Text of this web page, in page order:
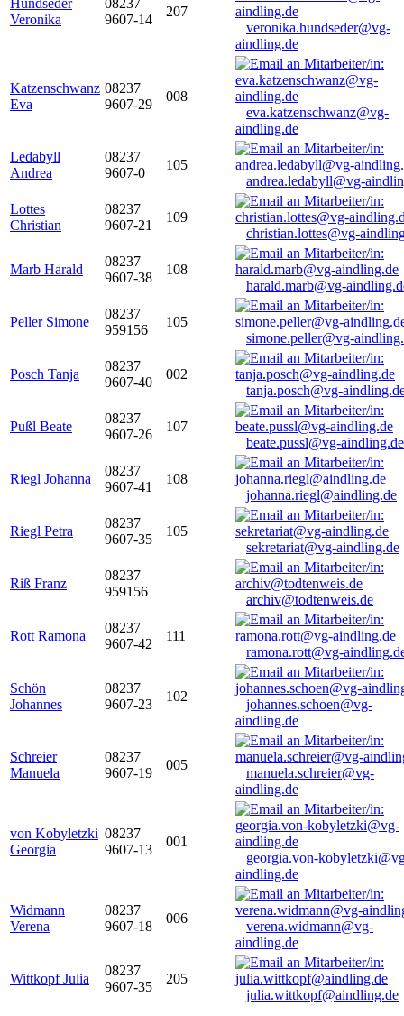
Hundseder
Veronika
08237
9607-14
207
veronika.hundseder@vg-
aindling.de
Katzenschwanz
Eva
08237
9607-29
008
eva.katzenschwanz@vg-
aindling.de
Ledabyll
Andrea
08237
9607-0
105
andrea.ledabyll@vg-
Lottes
Christian
08237
9607-21
109
christian.lottes@vg-
Marb Harald
08237
9607-38
108
harald.marb@vg-
Peller Simone
08237
959156
105
simone.peller@vg-
Posch Tanja
08237
9607-40
002
tanja.posch@vg-
Pußl Beate
08237
9607-26
107
beate.pussl@vg-aindling.de
Riegl Johanna
08237
9607-41
108
johanna.riegl@aindling.de
Riegl Petra
08237
9607-35
105
sekretariat@vg-aindling.de
Riß Franz
08237
959156
archiv@todtenweis.de
Rott Ramona
08237
9607-42
111
ramona.rott@vg-
Schön
Johannes
08237
9607-23
102
johannes.schoen@vg-
aindling.de
Schreier
Manuela
08237
9607-19
005
manuela.schreier@vg-
aindling.de
von Kobyletzki
Georgia
08237
9607-13
001
georgia.von-
aindling.de
Widmann
Verena
08237
9607-18
006
verena.widmann@vg-
aindling.de
Wittkopf Julia
08237
9607-35
205
julia.wittkopf@aindling.de